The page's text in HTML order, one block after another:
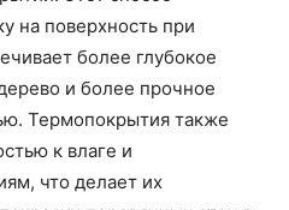
на поверхность при
более глубокое
и более прочное
Термопокрытия также
к влаге и
что делает их